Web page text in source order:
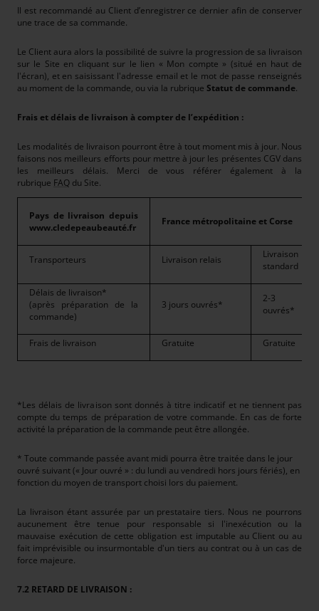
Il est recommandé au Client d’enregistrer ce dernier afin de conserver
une trace de sa commande.
Le Client aura alors la possibilité de suivre la progression de sa livraison
sur le Site en cliquant sur le lien « Mon compte » (situé en haut de
l'écran), et en saisissant l'adresse email et le mot de passe renseignés
au moment de la commande, ou via la rubrique Statut de commande.
Frais et délais de livraison à compter de l’expédition :
Les modalités de livraison pourront être à tout moment mis à jour. Nous
faisons nos meilleurs efforts pour mettre à jour les présentes CGV dans
les meilleurs délais. Merci de vous référer également à la
rubrique FAQ du Site.
Pays de livraison depuis
www.cledepeaubeauté.fr
France métropolitaine et Corse
Transporteurs Livraison relais
Livraison
standard
Délais de livraison*
(après préparation de la
commande)
3 jours ouvrés*
2-3
ouvrés*
Frais de livraison Gratuite Gratuite
*Les délais de livraison sont donnés à titre indicatif et ne tiennent pas
compte du temps de préparation de votre commande. En cas de forte
activité la préparation de la commande peut être allongée.
* Toute commande passée avant midi pourra être traitée dans le jour
ouvré suivant (« Jour ouvré » : du lundi au vendredi hors jours fériés), en
fonction du moyen de transport choisi lors du paiement.
La livraison étant assurée par un prestataire tiers. Nous ne pourrons
aucunement être tenue pour responsable si l'inexécution ou la
mauvaise exécution de cette obligation est imputable au Client ou au
fait imprévisible ou insurmontable d'un tiers au contrat ou à un cas de
force majeure.
7.2 RETARD DE LIVRAISON :